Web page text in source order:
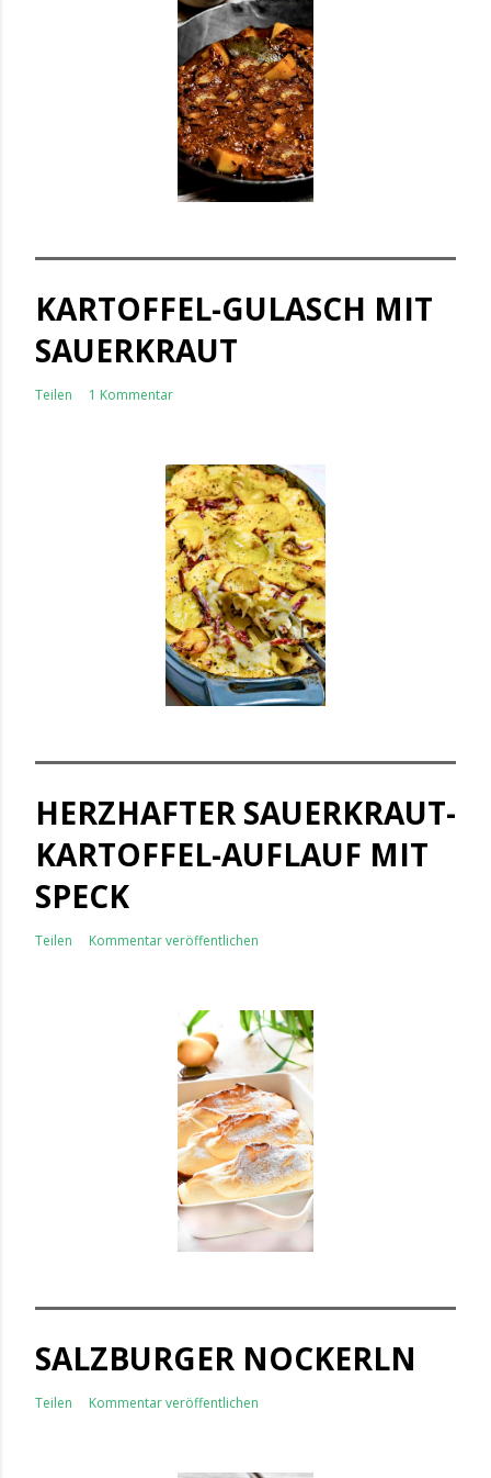
KARTOFFEL-GULASCH MIT
SAUERKRAUT
Teilen 1 Kommentar
HERZHAFTER SAUERKRAUT-
KARTOFFEL-AUFLAUF MIT
SPECK
Teilen Kommentar veröffentlichen
SALZBURGER NOCKERLN
Teilen Kommentar veröffentlichen